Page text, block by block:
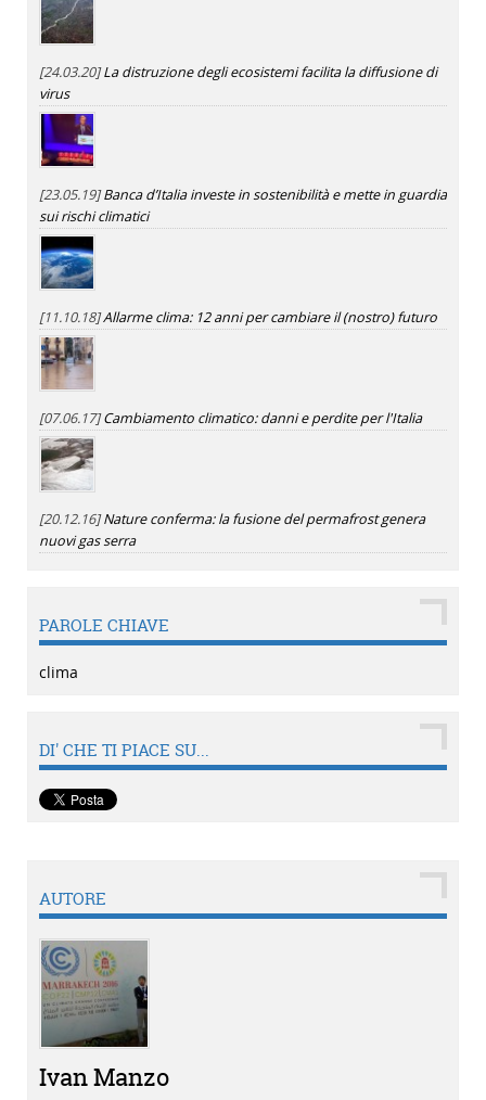
[24.03.20]La distruzione degli ecosistemi facilita la diffusione di
virus
[23.05.19]Banca d’Italia investe in sostenibilità e mette in guardia
sui rischi climatici
[11.10.18]Allarme clima: 12 anni per cambiare il (nostro) futuro
[07.06.17]Cambiamento climatico: danni e perdite per l'Italia
[20.12.16]Nature conferma: la fusione del permafrost genera
nuovi gas serra
PAROLE CHIAVE
clima
DI' CHE TI PIACE SU...
AUTORE
Ivan Manzo